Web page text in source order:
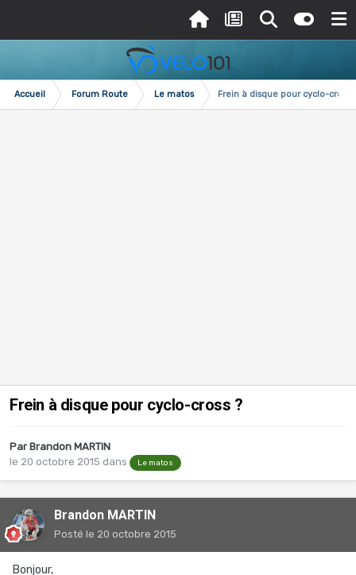
Accueil Forum Route Le matos Frein à disque pour cyclo-cross
Frein à disque pour cyclo-cross ?
Par Brandon MARTIN
le 20 octobre 2015 dans Le matos
Brandon MARTIN
Posté le 20 octobre 2015
Bonjour,